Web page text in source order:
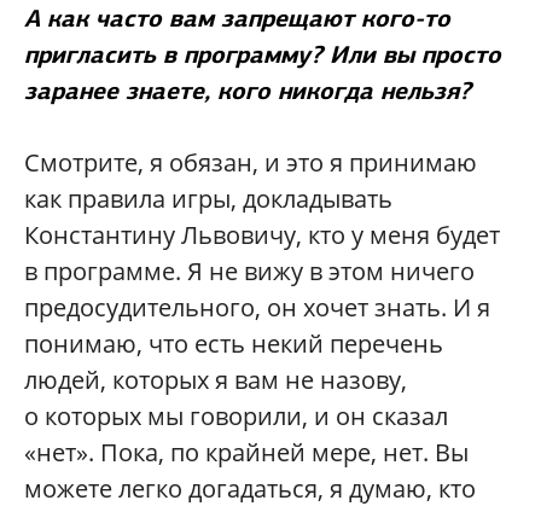
А как часто вам запрещают кого-то
пригласить в программу? Или вы просто
заранее знаете, кого никогда нельзя?
Смотрите, я обязан, и это я принимаю
как правила игры, докладывать
Константину Львовичу, кто у меня будет
в программе. Я не вижу в этом ничего
предосудительного, он хочет знать. И я
понимаю, что есть некий перечень
людей, которых я вам не назову,
о которых мы говорили, и он сказал
«нет». Пока, по крайней мере, нет. Вы
можете легко догадаться, я думаю, кто